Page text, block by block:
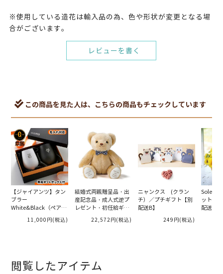
※使用している造花は輸入品の為、色や形状が変更となる場
合がございます。
レビューを書く
この商品を見た人は、こちらの商品もチェックしています
【ジャイアンツ】タン
ブラー
White&Black（ペア）
11,000円(税込)
結婚式両親贈呈品・出
産記念品・成人式逆プ
レゼント・初任給ギフ
ト・体重ベア・ウェイ
トベア「キャメリーマ
22,572円(税込)
ニャンクス (クラン
チ）／プチギフト【別
配送B】
249円(税込)
Soleil ソ
ット／
配送A】
閲覧したアイテム